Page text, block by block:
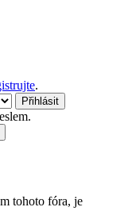
.
tohoto fóra, je